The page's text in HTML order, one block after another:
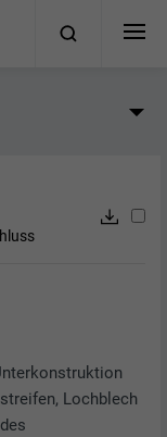
Lochblech